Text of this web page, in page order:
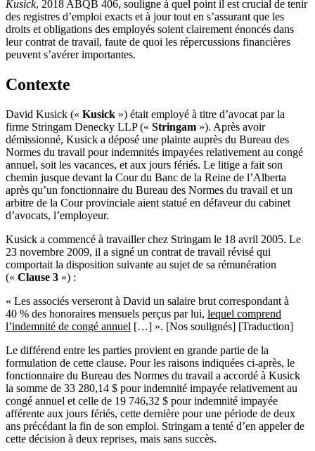
Kusick, 2018 ABQB 406, souligne à quel point il est crucial de tenir
des registres d’emploi exacts et à jour tout en s’assurant que les
droits et obligations des employés soient clairement énoncés dans
leur contrat de travail, faute de quoi les répercussions financières
peuvent s’avérer importantes.
Contexte
David Kusick (« Kusick ») était employé à titre d’avocat par la
firme Stringam Denecky LLP (« Stringam »). Après avoir
démissionné, Kusick a déposé une plainte auprès du Bureau des
Normes du travail pour indemnités impayées relativement au congé
annuel, soit les vacances, et aux jours fériés. Le litige a fait son
chemin jusque devant la Cour du Banc de la Reine de l’Alberta
après qu’un fonctionnaire du Bureau des Normes du travail et un
arbitre de la Cour provinciale aient statué en défaveur du cabinet
d’avocats, l’employeur.
Kusick a commencé à travailler chez Stringam le 18 avril 2005. Le
23 novembre 2009, il a signé un contrat de travail révisé qui
comportait la disposition suivante au sujet de sa rémunération
(« Clause 3 ») :
« Les associés verseront à David un salaire brut correspondant à
40 % des honoraires mensuels perçus par lui, lequel comprend
l’indemnité de congé annuel […] ». [Nos soulignés] [Traduction]
Le différend entre les parties provient en grande partie de la
formulation de cette clause. Pour les raisons indiquées ci-après, le
fonctionnaire du Bureau des Normes du travail a accordé à Kusick
la somme de 33 280,14 $ pour indemnité impayée relativement au
congé annuel et celle de 19 746,32 $ pour indemnité impayée
afférente aux jours fériés, cette dernière pour une période de deux
ans précédant la fin de son emploi. Stringam a tenté d’en appeler de
cette décision à deux reprises, mais sans succès.